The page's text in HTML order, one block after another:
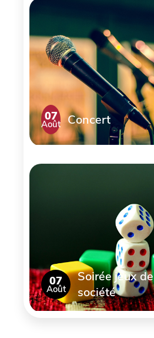
07
Août Concert
07
Août
Soirée jeux de
société